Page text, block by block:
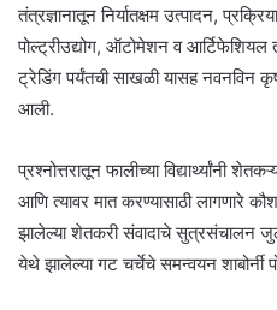
तंत्रज्ञानातून निर्यातक्षम उत्पादन,
पोल्ट्रीउद्योग, ऑटोमेशन व
ट्रेडिंग पर्यंतची साखळी यासह नवनविन
आली.
प्रश्नोत्तरातून फालीच्या विद्यार्थ्यांनी
आणि त्यावर मात करण्यासाठी
झालेल्या शेतकरी संवादाचे सुत्रसंचालन
येथे झालेल्या गट चर्चेचे समन्वयन शाबोर्नी